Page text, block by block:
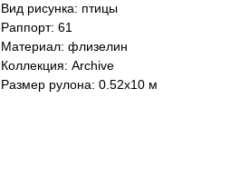
Вид рисунка: птицы
Раппорт: 61
Материал: флизелин
Коллекция: Archive
Размер рулона: 0.52х10 м